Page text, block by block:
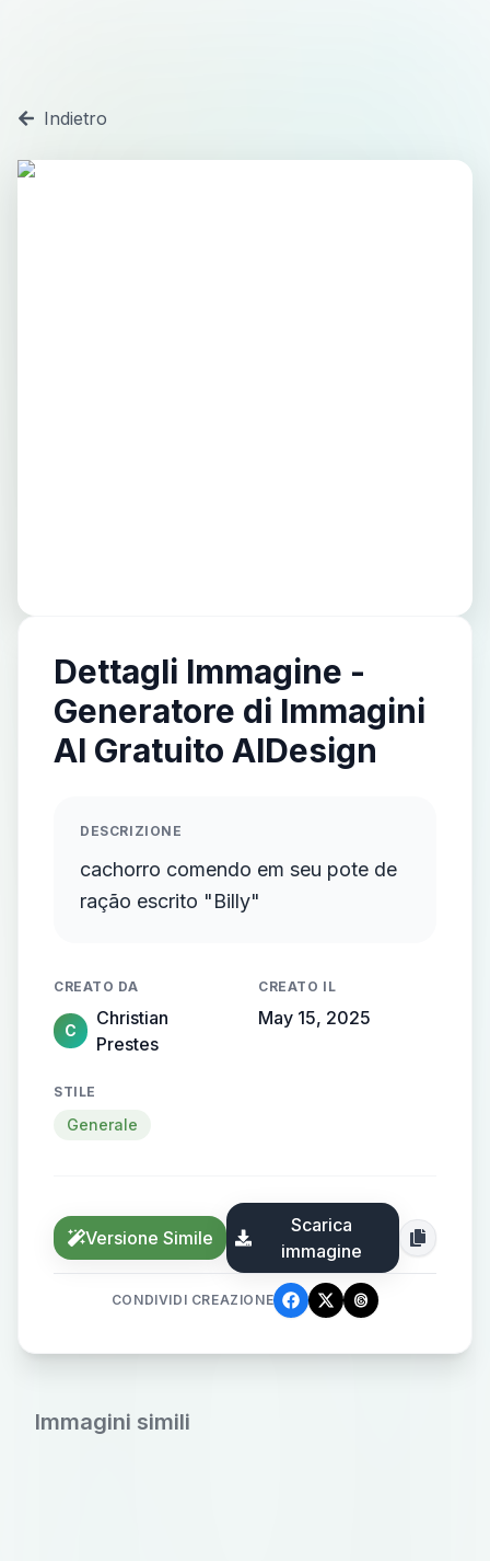
Indietro
Dettagli Immagine -
Generatore di Immagini
AI Gratuito AIDesign
DESCRIZIONE
cachorro comendo em seu pote de
ração escrito "Billy"
CREATO DA
C
Christian
Prestes
CREATO IL
May 15, 2025
STILE
Generale
Versione Simile
Scarica
immagine
CONDIVIDI CREAZIONE
Immagini simili